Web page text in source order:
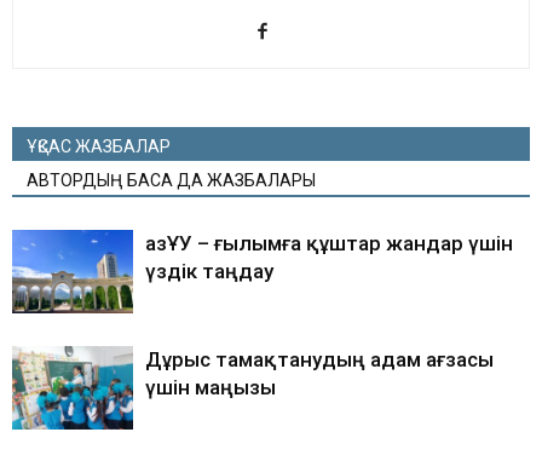
ҰҚСАС ЖАЗБАЛАР
АВТОРДЫҢ БАСҚА ДА ЖАЗБАЛАРЫ
ҚазҰУ – ғылымға құштар жандар үшін
үздік таңдау
Дұрыс тамақтанудың адам ағзасы
үшін маңызы